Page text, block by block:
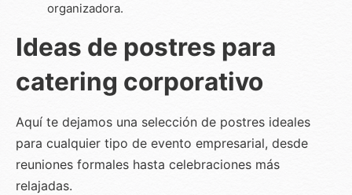
organizadora.
Ideas de postres para
catering corporativo
Aquí te dejamos una selección de postres ideales
para cualquier tipo de evento empresarial, desde
reuniones formales hasta celebraciones más
relajadas.